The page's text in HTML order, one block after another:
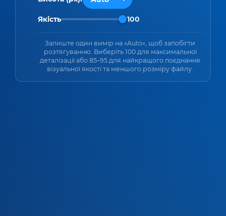
Якість 100
Залиште один вимір на «Auto», щоб запобігти
розтягуванню. Виберіть 100 для максимальної
деталізації або 85–95 для найкращого поєднання
візуальної якості та меншого розміру файлу.